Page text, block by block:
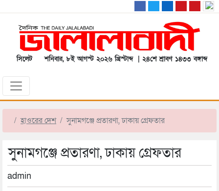
সিলেট শনিবার, ৮ই আগস্ট ২০২৬ খ্রিস্টাব্দ | ২৪শে শ্রাবণ ১৪৩৩ বঙ্গাব্দ
হাওরের দেশ সুনামগঞ্জে প্রতারণা, ঢাকায় গ্রেফতার
সুনামগঞ্জে প্রতারণা, ঢাকায় গ্রেফতার
admin